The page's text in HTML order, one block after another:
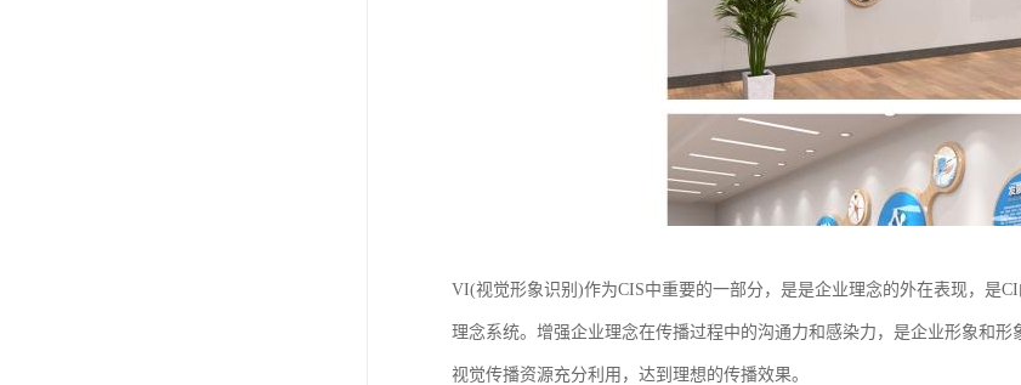
VI(视觉形象识别)作为CIS中重要的一部分，是是企业理念的外在表现，是
理念系统。增强企业理念在传播过程中的沟通力和感染力，是企业形象和
视觉传播资源充分利用，达到理想的传播效果。